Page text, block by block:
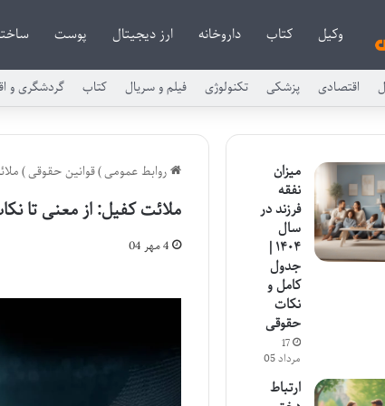
وکیل کتاب داروخانه ارز دیجیتال پوست
اقتصادی پزشکی تکنولوژی فیلم و سریال کتاب گردشگری و
روابط عمومی)قوانین حقوقی)
ملائت کفیل: از معنی تا
4 مهر 04
میزان
نفقه
فرزند در
سال
۱۴۰۴ |
جدول
کامل و
نکات
حقوقی
17
مرداد 05
ارتباط